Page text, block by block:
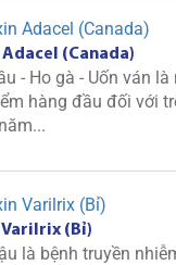
Adacel (Canada)
- Ho gà - Uốn ván
hàng đầu đối với
Varilrix (Bỉ)
là bệnh truyền